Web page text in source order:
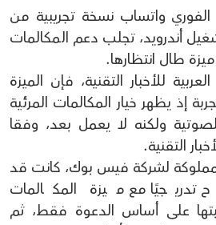
واتساب نسخة تجريبية من
أندرويد، تجلب دعم المكالمات
طال انتظارها.
للأخبار التقنية، فإن الميزة
إذ يظهر خيار المكالمات المرئية
ولكنه لا يعمل بعد، وفقا
التقنية.
لشركة فيس بوك، كانت قد
تدريجيًا مع ميزة المكالمات
على أساس الدعوة فقط، ثم